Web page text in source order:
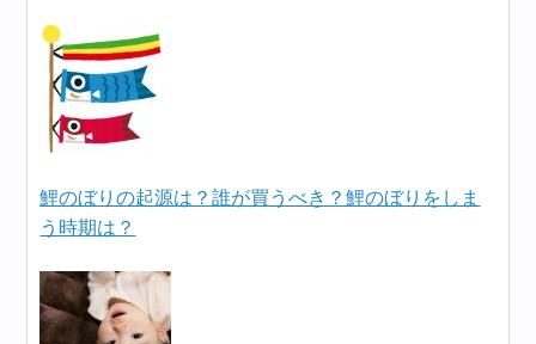
鯉のぼりの起源は？誰が買うべき？鯉のぼりをしま
う時期は？